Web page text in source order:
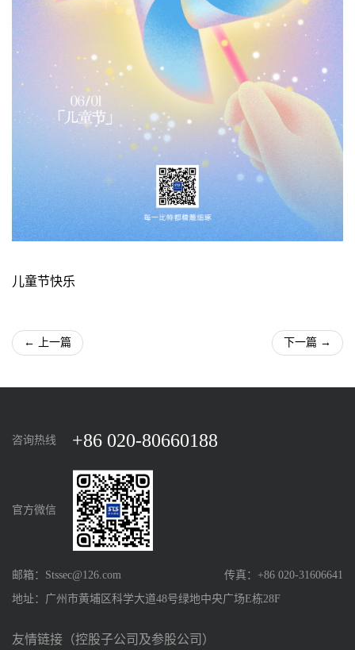
儿童节快乐
← 上一篇 下一篇 →
咨询热线 +86 020-80660188
官方微信
邮箱：Stssec@126.com
传真：+86 020-31606641
地址：广州市黄埔区科学大道48号绿地中央广场E栋28F
友情链接（控股子公司及参股公司）